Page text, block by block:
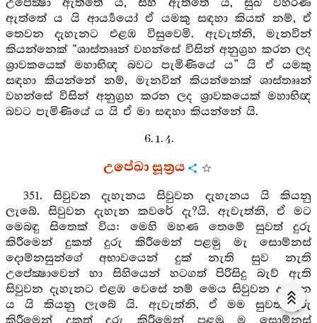
උපේක්‍ෂා ඇත්තේ ය, සිහි ඇත්තේ ය, සුඛ විහරණ
ඇත්තේ ය යි ආර්‍ය්‍යයෝ ඒ යමකු සඳහා කියත් නම්, ඒ
තෙවන දැහැනට එළඹ විසුවෙමි. ඇවැත්නි, මැනවින්
කියන්නෙක් “ශාස්තෲන් වහන්සේ විසින් අනුග්‍රහ කරන ලද
ශ්‍රාවකයෙක් මහාභිඥ බවට පැමිණියේ ය” යි ඒ යමකු
සඳහා කියන්නේ නම්, මැනවින් කියන්නෙක් ශාස්තෲන්
වහන්සේ විසින් අනුග්‍රහ කරන ලද ශ්‍රාවකයෙක් මහාභිඥ
බවට පැමිණියේ ය යි ඒ මා සඳහා කියන්නේ යි.
6. 1. 4.
උපේඛා සූත්‍රය
351. සිවුවන දැහැනය සිවුවන දැහැනය යි කියනු
ලැබේ. සිවුවන දැහැන කවරේ දැ?යි. ඇවැත්නි, ඒ මට
මෙබඳු සිතෙක් විය: මෙහි මහණ තෙමේ සුවත් දුරු
කිරීමෙන් දුකත් දුරු කිරීමෙන් පළමු මැ සොම්නස්
දොම්නසුන්ගේ අභාවයෙන් දුක් නැති සුව නැති
උපේක්‍ෂාවෙන් හා සිහියෙන් හටගත් පිරිසිදු බැව් ඇති
සිවුවන දැහැනට එළඹ වෙසේ නම් මෙය සිවුවන දැහැන
ය යි කියනු ලැබේ යි. ඇවැත්නි, ඒ මම සුවත් දුරු